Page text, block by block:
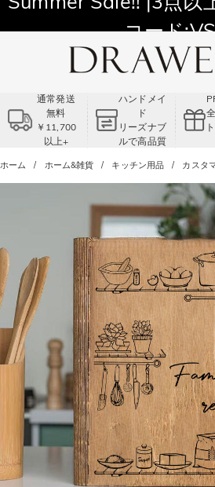
コード
通常発送
無料
￥11,700
以上+
ハンドメイ
ド
リーズナブ
ルで高品質
ホーム ホーム&雑貨 キッチン用品 カスタ